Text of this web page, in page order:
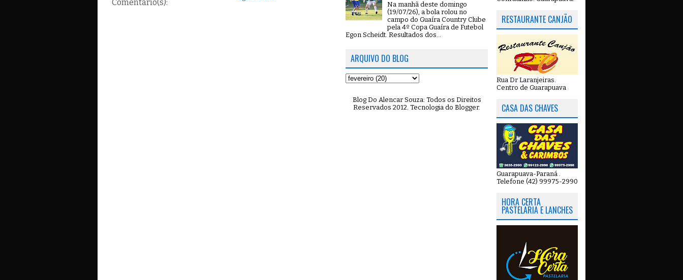
Comentário(s):
Na manhã deste domingo
(19/07/26), a bola rolou no
campo do Guaíra Country Clube
pela 4º Copa Guaíra de Futebol
Egon Scheidt. Resultados dos...
ARQUIVO DO BLOG
Blog Do Alencar Souza: Todos os Direitos
Reservados 2012. Tecnologia do Blogger.
RESTAURANTE CANJÃO
Rua Dr Laranjeiras.
Centro de Guarapuava
CASA DAS CHAVES
Guarapuava-Paraná .
Telefone (42) 99975-2990
HORA CERTA
PASTELARIA E LANCHES